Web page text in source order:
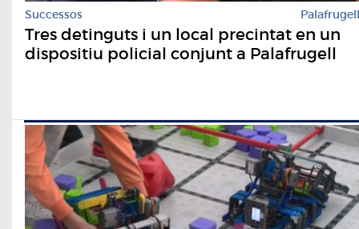
Successos Palafrugell
Tres detinguts i un local precintat en un
dispositiu policial conjunt a Palafrugell